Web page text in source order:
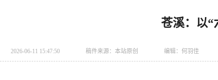
苍溪：以“
2026-06-11 15:47:50 稿件来源： 本站原创 编辑：何羽佳